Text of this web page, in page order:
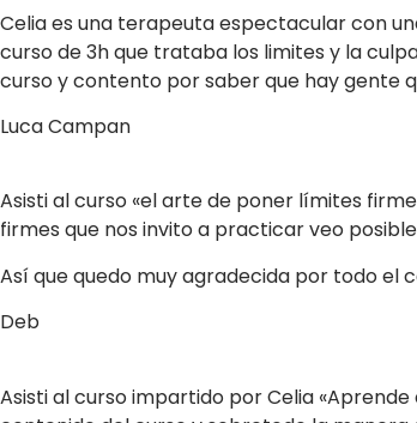
Celia es una terapeuta espectacular con
curso de 3h que trataba los limites y la
curso y contento por saber que hay gente
Luca Campan
Asisti al curso «el arte de poner límites
firmes que nos invito a practicar veo
Así que quedo muy agradecida por todo el
Deb
Asisti al curso impartido por Celia